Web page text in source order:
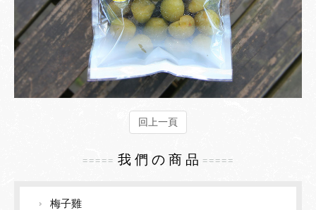
回上一頁
===== 我 們 の 商 品 =====
梅子雞